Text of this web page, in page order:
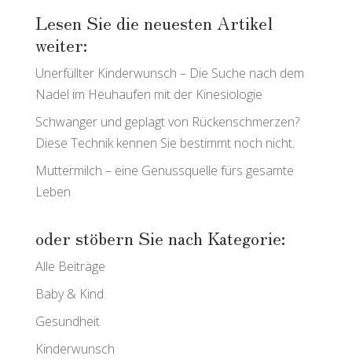
Lesen Sie die neuesten Artikel
weiter:
Unerfüllter Kinderwunsch – Die Suche nach dem
Nadel im Heuhaufen mit der Kinesiologie
Schwanger und geplagt von Rückenschmerzen?
Diese Technik kennen Sie bestimmt noch nicht.
Muttermilch – eine Genussquelle fürs gesamte
Leben
oder stöbern Sie nach Kategorie:
Alle Beiträge
Baby & Kind
Gesundheit
Kinderwunsch